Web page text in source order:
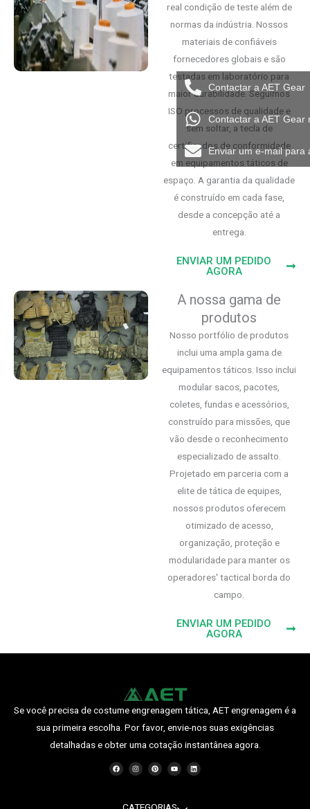
real condição de teste além de
normas da indústria. Nossos
materiais de confiáveis
fornecedores globais e são
testadas em laboratório para
maior durabilidade. Seguimos
ISO processos de qualidade e
sem soltar, a tecla de
certificados de conformidade
em equipamentos táticos de
espaço. A garantia da qualidade
é construído em cada fase,
desde a concepção até a
entrega.
ENVIAR UM PEDIDO
AGORA
A nossa gama de
produtos
Nosso portfólio de produtos
inclui uma ampla gama de
equipamentos táticos. Isso inclui
modular sacos, pacotes,
coletes, fundas e acessórios,
construído para missões, que
vão desde o reconhecimento
especializado de assalto.
Projetado em parceria com a
elite de tática de equipes,
nossos produtos oferecem
otimizado de acesso,
organização, proteção e
modularidade para manter os
operadores' tactical borda do
campo.
ENVIAR UM PEDIDO
AGORA
Se você precisa de costume engrenagem tática, AET engrenagem é a
sua primeira escolha. Por favor, envie-nos suas exigências
detalhadas e obter uma cotação instantânea agora.
F
a
c
I
n
s
r
P
i
n
e
Y
o
u
e
O
L
i
Contactar a AET Gear
Contactar a AET Gear
Enviar um e-mail para